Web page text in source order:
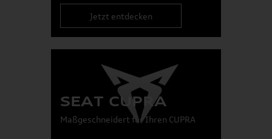
Jetzt entdecken
SEAT CUPRA
Maßgeschneidert für Ihren CUPRA